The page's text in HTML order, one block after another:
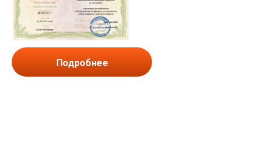
Подробнее